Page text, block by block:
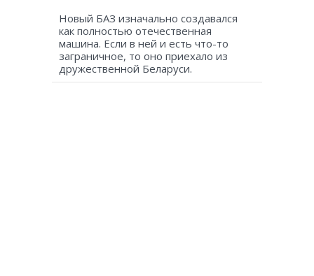
Новый БАЗ изначально создавался
как полностью отечественная
машина. Если в ней и есть что-то
заграничное, то оно приехало из
дружественной Беларуси.